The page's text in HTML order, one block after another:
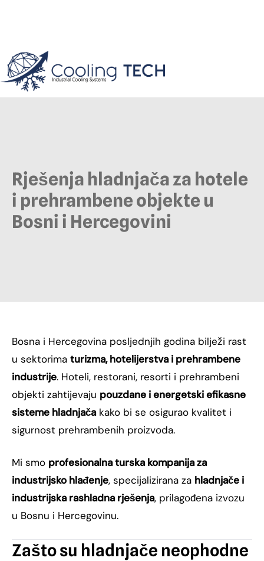
Rješenja hladnjača za hotele
i prehrambene objekte u
Bosni i Hercegovini
Bosna i Hercegovina posljednjih godina bilježi rast
u sektorima turizma, hotelijerstva i prehrambene
industrije. Hoteli, restorani, resorti i prehrambeni
objekti zahtijevaju pouzdane i energetski efikasne
sisteme hladnjačakako bi se osigurao kvalitet i
sigurnost prehrambenih proizvoda.
Mi smo profesionalna turska kompanija za
industrijsko hlađenje, specijalizirana za hladnjače i
industrijska rashladna rješenja, prilagođena izvozu
u Bosnu i Hercegovinu.
Zašto su hladnjače neophodne